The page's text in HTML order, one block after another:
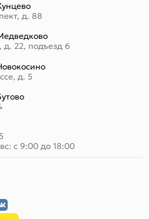
д. 88
д. 22, подъезд 6
д. 5
с 9:00 до 18:00